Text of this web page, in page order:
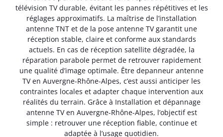
télévision TV durable, évitant les pannes répétitives et les
réglages approximatifs. La maîtrise de l’installation
antenne TNT et de la pose antenne TV garantit une
réception stable, claire et conforme aux standards
actuels. En cas de réception satellite dégradée, la
réparation parabole permet de retrouver rapidement
une qualité d’image optimale. Être depanneur antenne
TV en Auvergne-Rhône-Alpes, c’est aussi anticiper les
contraintes locales et adapter chaque intervention aux
réalités du terrain. Grâce à Installation et dépannage
antenne TV en Auvergne-Rhône-Alpes, l’objectif est
simple : retrouver une réception fiable, continue et
adaptée à l’usage quotidien.